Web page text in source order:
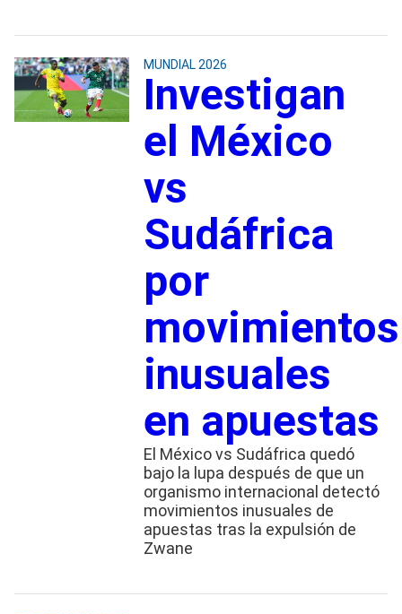
MUNDIAL 2026
Investigan
el México
vs
Sudáfrica
por
movimientos
inusuales
en apuestas
El México vs Sudáfrica quedó
bajo la lupa después de que un
organismo internacional detectó
movimientos inusuales de
apuestas tras la expulsión de
Zwane